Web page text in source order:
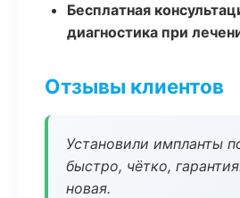
Бесплатная
диагностика при
Отзывы клиентов
Установили импланты
быстро, чётко,
новая.